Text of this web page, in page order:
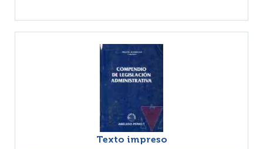
Texto impreso